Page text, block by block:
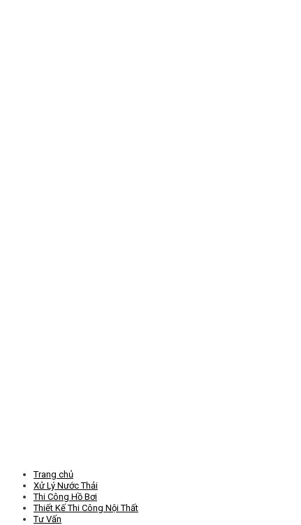
Trang chủ
Xử Lý Nước Thải
Thi Công Hồ Bơi
Thiết Kế Thi Công Nội Thất
Tư Vấn